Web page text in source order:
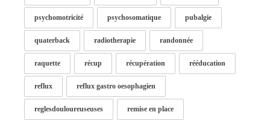
psychomotricité psychosomatique pubalgie
quaterback radiotherapie randonnée
raquette récup récupération rééducation
reflux reflux gastro oesophagien
reglesdouloureuseuses remise en place